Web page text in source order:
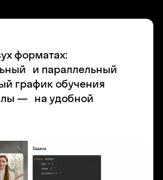
форматах:
и параллельный
график обучения
— на удобной